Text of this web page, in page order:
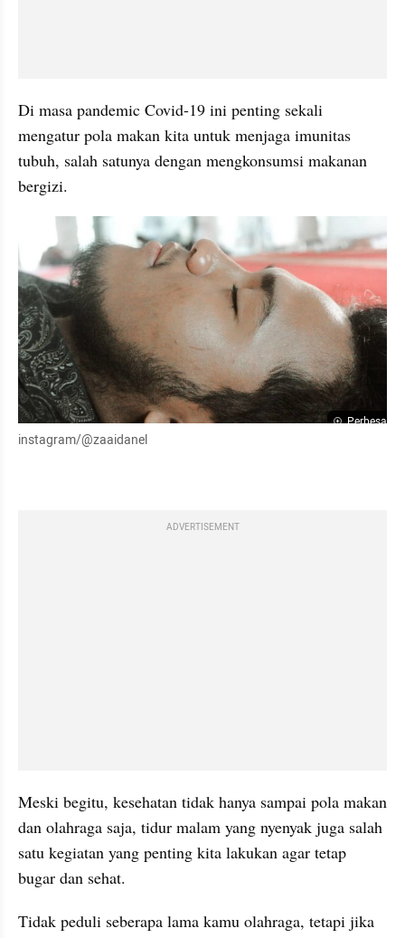
Di masa pandemic Covid-19 ini penting sekali
mengatur pola makan kita untuk menjaga imunitas
tubuh, salah satunya dengan mengkonsumsi makanan
bergizi.
Perbesar
instagram/@zaaidanel
ADVERTISEMENT
Meski begitu, kesehatan tidak hanya sampai pola makan
dan olahraga saja, tidur malam yang nyenyak juga salah
satu kegiatan yang penting kita lakukan agar tetap
bugar dan sehat.
Tidak peduli seberapa lama kamu olahraga, tetapi jika